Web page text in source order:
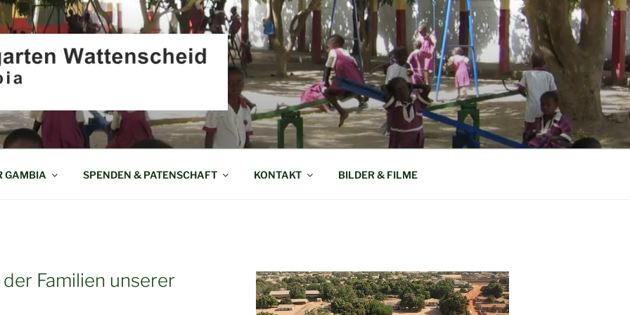
WATTENSCHEID IN GAMBIA
GAMBIA SPENDEN & PATENSCHAFT KONTAKT BILDER & FILME
Familien unserer